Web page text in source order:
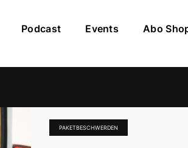
Podcast Events Abo
PAKETBESCHWERDEN